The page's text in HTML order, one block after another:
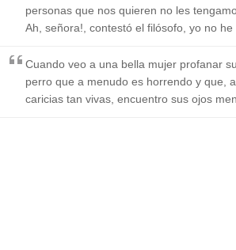
personas que nos quieren no les
Ah, señora!, contestó el filósofo, yo no
Cuando veo a una bella mujer profanar
perro que a menudo es horrendo y que,
caricias tan vivas, encuentro sus ojos